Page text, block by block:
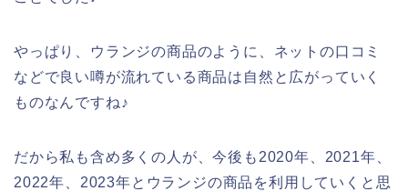
やっぱり、ウランジの商品のように、ネットの口コミ
などで良い噂が流れている商品は自然と広がっていく
ものなんですね♪
だから私も含め多くの人が、今後も2020年、2021年、
2022年、2023年とウランジの商品を利用していくと思